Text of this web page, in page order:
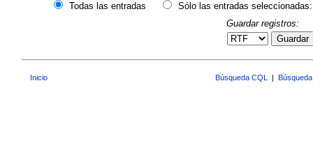
Todas las entradas
Sólo las entradas seleccionadas:
Guardar registros:
Guardar
Inicio Búsqueda CQL